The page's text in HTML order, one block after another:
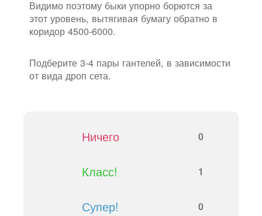
Видимо поэтому быки упорно борются за
этот уровень, вытягивая бумагу обратно в
коридор 4500-6000.
Подберите 3-4 пары гантелей, в зависимости
от вида дроп сета.
Ничего 0
Класс! 1
Супер! 0